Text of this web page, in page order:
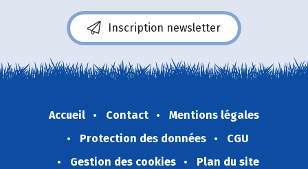
Inscription newsletter
Accueil Contact
Mentions légales
Protection des données
CGU
Gestion des cookies
Plan du site